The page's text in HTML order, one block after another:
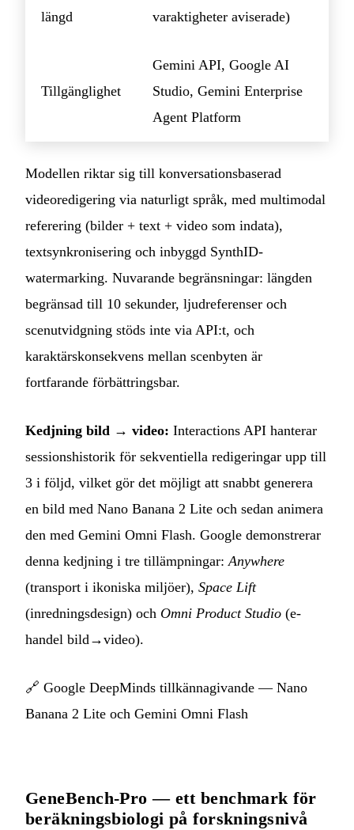
längd
varaktigheter aviserade)
Tillgänglighet
Gemini API, Google AI
Studio, Gemini Enterprise
Agent Platform
Modellen riktar sig till konversationsbaserad
videoredigering via naturligt språk, med multimodal
referering (bilder + text + video som indata),
textsynkronisering och inbyggd SynthID-
watermarking. Nuvarande begränsningar: längden
begränsad till 10 sekunder, ljudreferenser och
scenutvidgning stöds inte via API:t, och
karaktärskonsekvens mellan scenbyten är
fortfarande förbättringsbar.
Kedjning bild → video: Interactions API hanterar
sessionshistorik för sekventiella redigeringar upp till
3 i följd, vilket gör det möjligt att snabbt generera
en bild med Nano Banana 2 Lite och sedan animera
den med Gemini Omni Flash. Google demonstrerar
denna kedjning i tre tillämpningar:Anywhere
(transport i ikoniska miljöer), Space Lift
(inredningsdesign) och Omni Product Studio (e-
handel bild→video).
🔗 Google DeepMinds tillkännagivande — Nano
Banana 2 Lite och Gemini Omni Flash
GeneBench-Pro — ett benchmark för
beräkningsbiologi på forskningsnivå